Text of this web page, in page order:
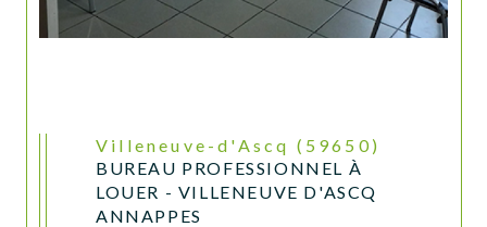
Villeneuve-d'Ascq (59650)
BUREAU PROFESSIONNEL À
LOUER - VILLENEUVE D'ASCQ
ANNAPPES